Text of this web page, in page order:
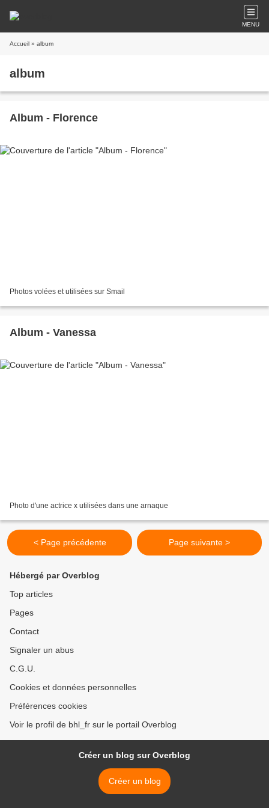
MENU
Accueil » album
album
Album - Florence
Photos volées et utilisées sur Smail
Album - Vanessa
Photo d'une actrice x utilisées dans une arnaque
< Page précédente Page suivante >
Hébergé par Overblog
Top articles
Pages
Contact
Signaler un abus
C.G.U.
Cookies et données personnelles
Préférences cookies
Voir le profil de bhl_fr sur le portail Overblog
Créer un blog sur Overblog
Créer un blog